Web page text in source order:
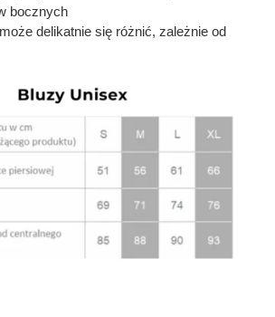
bocznych
delikatnie się różnić, zależnie od